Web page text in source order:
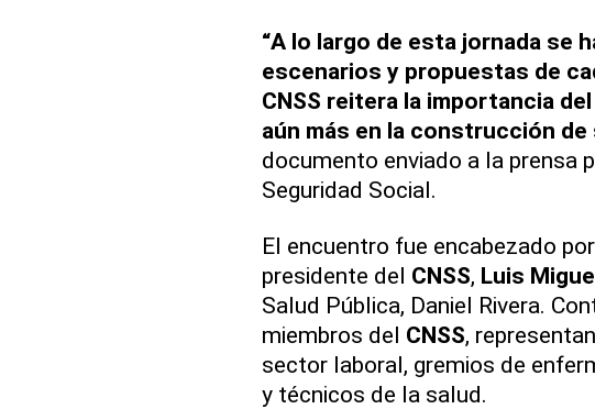
“A lo largo de esta jornada se
escenarios y propuestas de
CNSS reitera la importancia
aún más en la construcción de
documento enviado a la prensa
Seguridad Social.
El encuentro fue encabezado
presidente del CNSS, Luis
Salud Pública, Daniel Rivera.
miembros del CNSS,
sector laboral, gremios de
y técnicos de la salud.